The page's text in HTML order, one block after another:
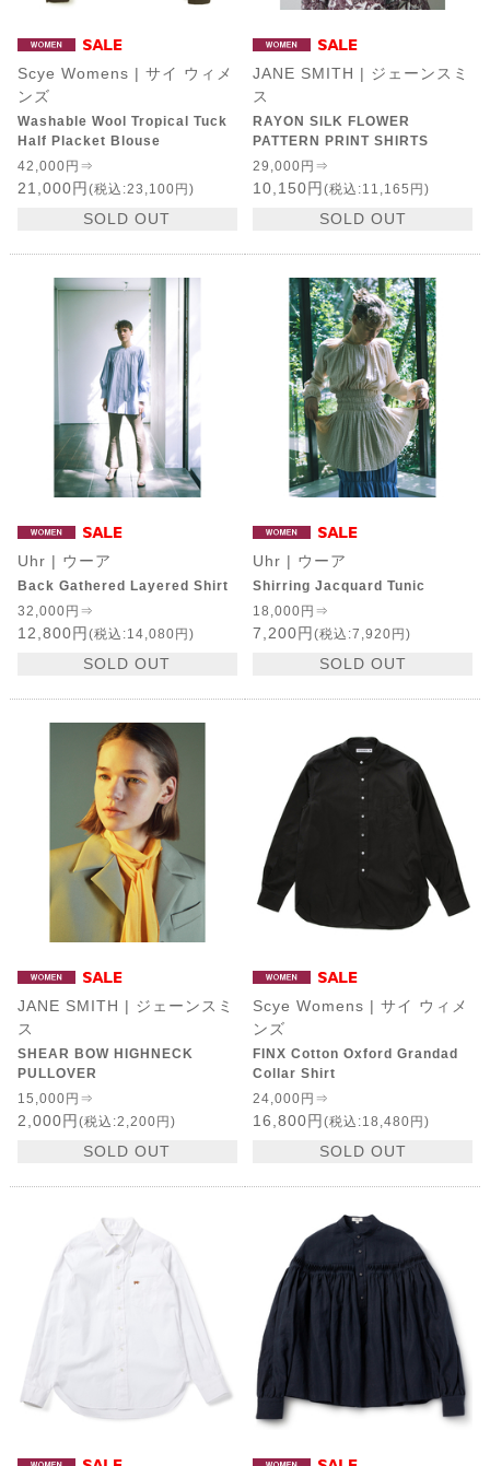
Scye Womens | サイ ウィメ
ンズ
Washable Wool Tropical Tuck
Half Placket Blouse
42,000円⇒
21,000円 (税込:23,100円)
SOLD OUT
JANE SMITH | ジェーンスミ
ス
RAYON SILK FLOWER
PATTERN PRINT SHIRTS
29,000円⇒
10,150円 (税込:11,165円)
SOLD OUT
Uhr | ウーア
Back Gathered Layered Shirt
32,000円⇒
12,800円 (税込:14,080円)
SOLD OUT
Uhr | ウーア
Shirring Jacquard Tunic
18,000円⇒
7,200円 (税込:7,920円)
SOLD OUT
JANE SMITH | ジェーンスミ
ス
SHEAR BOW HIGHNECK
PULLOVER
15,000円⇒
2,000円 (税込:2,200円)
SOLD OUT
Scye Womens | サイ ウィメ
ンズ
FINX Cotton Oxford Grandad
Collar Shirt
24,000円⇒
16,800円 (税込:18,480円)
SOLD OUT